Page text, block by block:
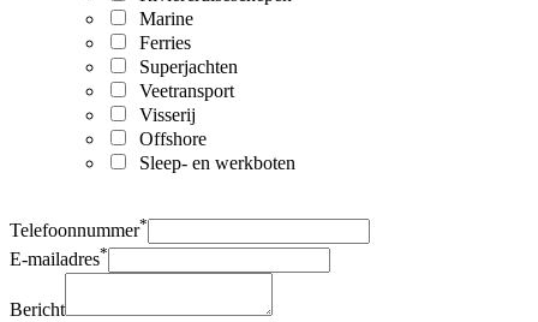
Marine
Ferries
Superjachten
Veetransport
Visserij
Offshore
Sleep- en werkboten
Telefoonnummer*
E-mailadres*
Bericht